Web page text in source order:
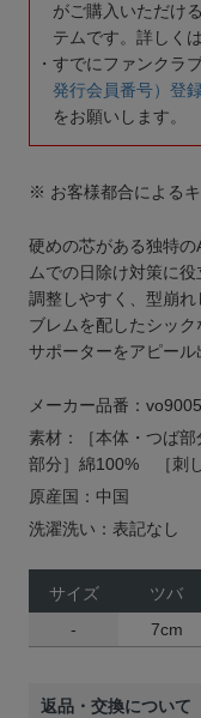
がご購入いただけ
テムです。詳しく
すでにファンクラ
発行会員番号）登
をお願いします。
※ お客様都合による
硬めの芯がある独特
ムでの日除け対策に
調整しやすく、型崩
ブレムを配したシッ
サポーターをアピール
メーカー品番：
素材：［本体・つば
部分］綿100% ［刺
原産国：中国
洗濯洗い：表記なし
サイズ
ツバ
-
7cm
返品・交換について